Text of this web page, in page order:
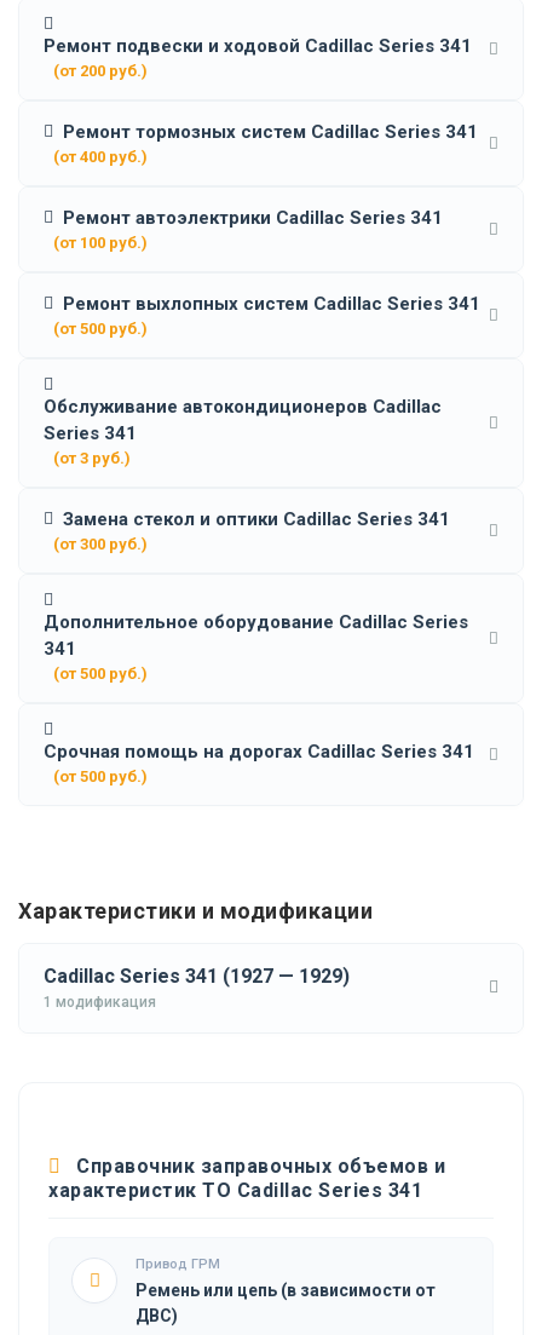
Ремонт подвески и ходовой Cadillac Series 341
(от 200 руб.)
Ремонт тормозных систем Cadillac Series 341
(от 400 руб.)
Ремонт автоэлектрики Cadillac Series 341
(от 100 руб.)
Ремонт выхлопных систем Cadillac Series 341
(от 500 руб.)
Обслуживание автокондиционеров Cadillac
Series 341
(от 3 руб.)
Замена стекол и оптики Cadillac Series 341
(от 300 руб.)
Дополнительное оборудование Cadillac Series
341
(от 500 руб.)
Срочная помощь на дорогах Cadillac Series 341
(от 500 руб.)
Характеристики и модификации
Cadillac Series 341 (1927 — 1929)
1 модификация
Справочник заправочных объемов и
характеристик ТО Cadillac Series 341
Привод ГРМ
Ремень или цепь (в зависимости от
ДВС)